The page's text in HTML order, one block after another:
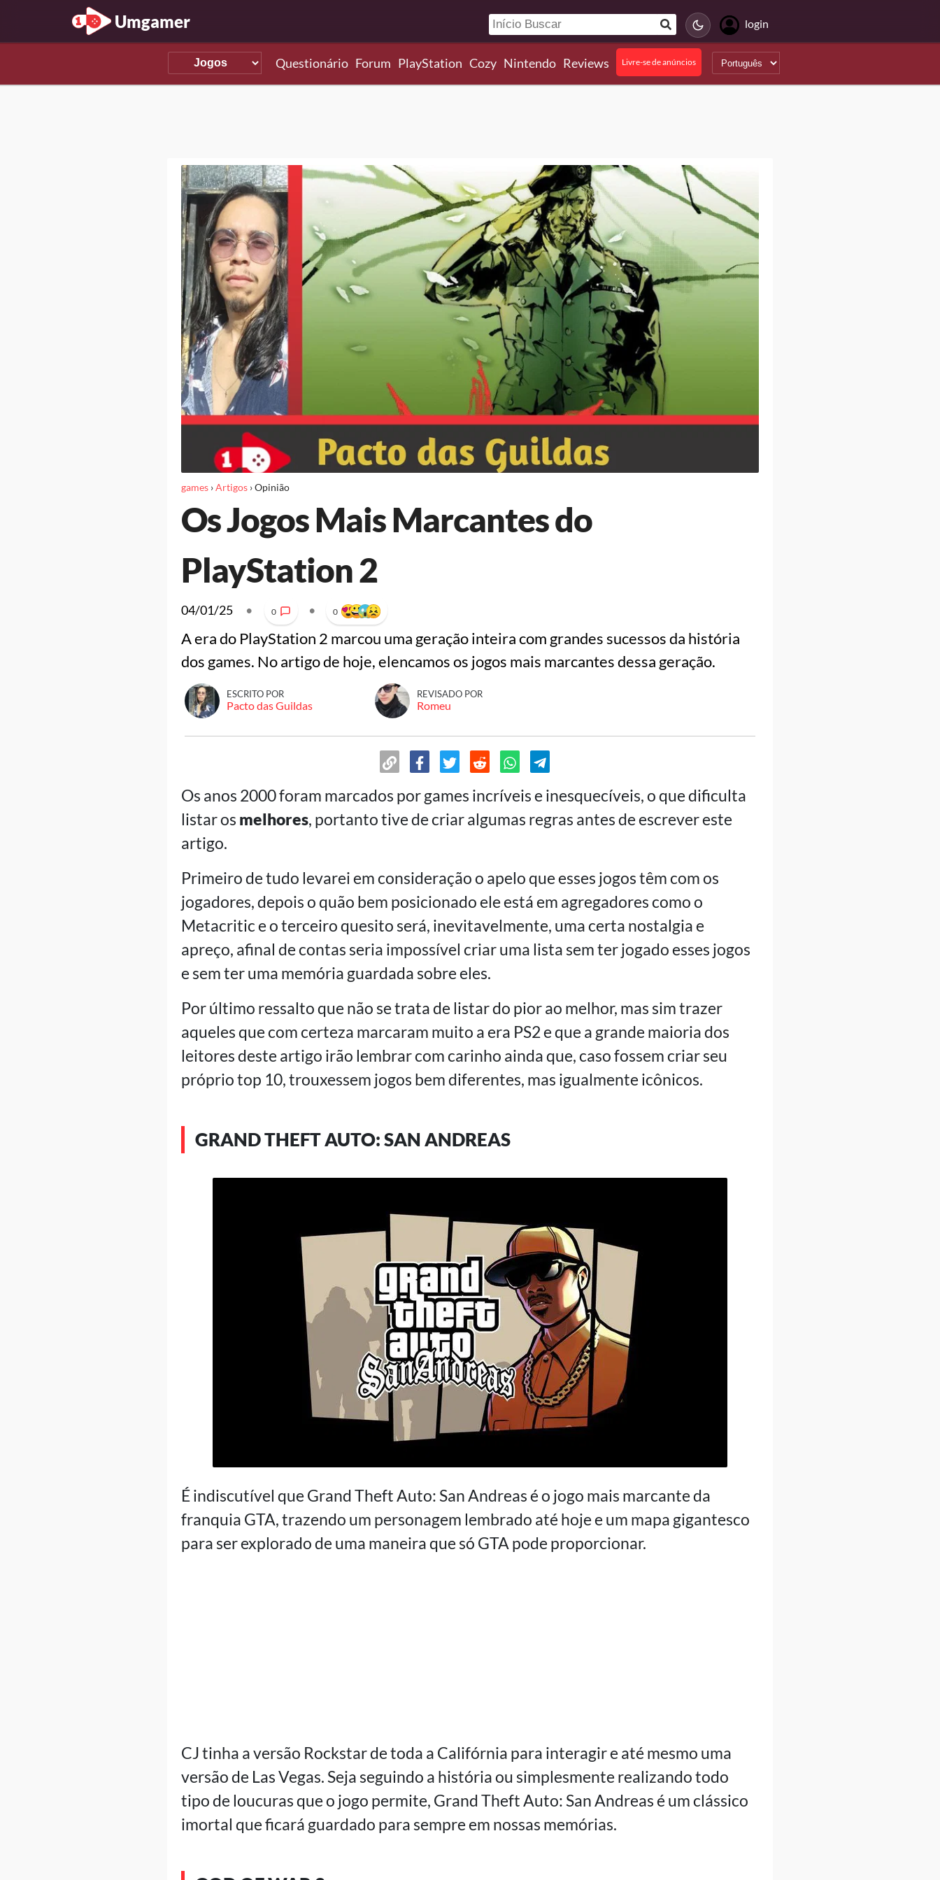
Umgamer login
Questionário Forum PlayStation Cozy Nintendo Reviews Livre-se de anúncios
games›Artigos›Opinião
Os Jogos Mais Marcantes do
PlayStation 2
04/01/25 • 0 • 0
A era do PlayStation 2 marcou uma geração inteira com grandes sucessos da história
dos games. No artigo de hoje, elencamos os jogos mais marcantes dessa geração.
ESCRITO POR
Pacto das Guildas
REVISADO POR
Romeu
Os anos 2000 foram marcados por games incríveis e inesquecíveis, o que dificulta
listar os melhores, portanto tive de criar algumas regras antes de escrever este
artigo.
Primeiro de tudo levarei em consideração o apelo que esses jogos têm com os
jogadores, depois o quão bem posicionado ele está em agregadores como o
Metacritic e o terceiro quesito será, inevitavelmente, uma certa nostalgia e
apreço, afinal de contas seria impossível criar uma lista sem ter jogado esses jogos
e sem ter uma memória guardada sobre eles.
Por último ressalto que não se trata de listar do pior ao melhor, mas sim trazer
aqueles que com certeza marcaram muito a era PS2 e que a grande maioria dos
leitores deste artigo irão lembrar com carinho ainda que, caso fossem criar seu
próprio top 10, trouxessem jogos bem diferentes, mas igualmente icônicos.
GRAND THEFT AUTO: SAN ANDREAS
É indiscutível que Grand Theft Auto: San Andreas é o jogo mais marcante da
franquia GTA, trazendo um personagem lembrado até hoje e um mapa gigantesco
para ser explorado de uma maneira que só GTA pode proporcionar.
CJ tinha a versão Rockstar de toda a Califórnia para interagir e até mesmo uma
versão de Las Vegas. Seja seguindo a história ou simplesmente realizando todo
tipo de loucuras que o jogo permite, Grand Theft Auto: San Andreas é um clássico
imortal que ficará guardado para sempre em nossas memórias.